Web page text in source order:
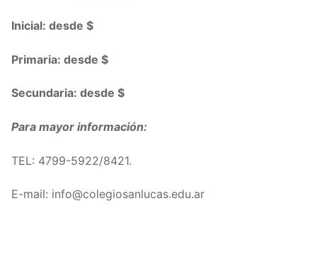
Inicial: desde $
Primaria: desde $
Secundaria: desde $
Para mayor información:
TEL: 4799-5922/8421.
E-mail: info@colegiosanlucas.edu.ar